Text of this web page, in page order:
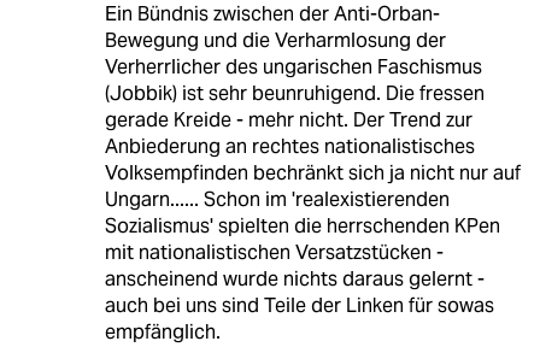
Ein Bündnis zwischen der Anti-Orban-
Bewegung und die Verharmlosung der
Verherrlicher des ungarischen Faschismus
(Jobbik) ist sehr beunruhigend. Die fressen
gerade Kreide - mehr nicht. Der Trend zur
Anbiederung an rechtes nationalistisches
Volksempfinden bechränkt sich ja nicht nur auf
Ungarn...... Schon im 'realexistierenden
Sozialismus' spielten die herrschenden KPen
mit nationalistischen Versatzstücken -
anscheinend wurde nichts daraus gelernt -
auch bei uns sind Teile der Linken für sowas
empfänglich.